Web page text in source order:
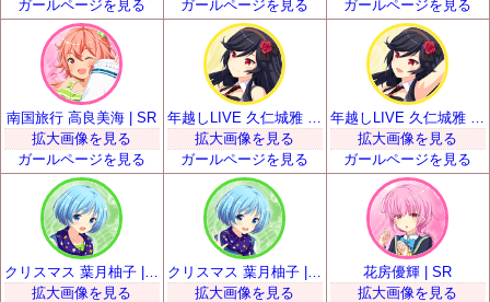
ガールページを見る
ガールページを見る
ガールページを見る
南国旅行 高良美海 | SR
拡大画像を見る
ガールページを見る
拡大画像を見る
ガールページを見る
拡大画像を見る
ガールページを見る
拡大画像を見る
クリスマス 葉月柚子 | SR
拡大画像を見る
花房優輝 | SR
拡大画像を見る